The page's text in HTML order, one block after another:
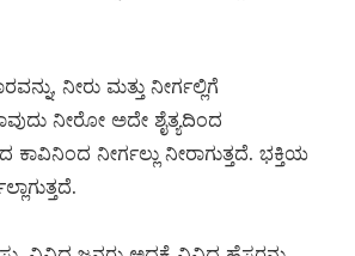
ನೀರು ಮತ್ತು ನೀರ್ಗಲ್ಲಿಗೆ
ನೀರೋ ಅದೇ ಶೈತ್ಯದಿಂದ
ಕಾವಿನಿಂದ ನೀರ್ಗಲ್ಲು ನೀರಾಗುತ್ತದೆ. ಭಕ್ತಿಯ